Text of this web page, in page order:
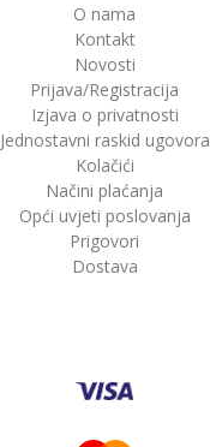
O nama
Kontakt
Novosti
Prijava/Registracija
Izjava o privatnosti
Jednostavni raskid ugovora
Kolačići
Načini plaćanja
Opći uvjeti poslovanja
Prigovori
Dostava